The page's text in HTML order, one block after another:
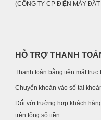
(CÔNG TY CP ĐIỆN MÁY ĐẤT
HỖ TRỢ THANH
Thanh toán bằng tiền mặt trực
Chuyển khoản vào số tài
Đối với trường hợp khách
trên tổng số tiền .